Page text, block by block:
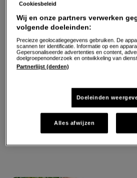
Cookiesbeleid
Wij en onze partners verwerken
volgende doeleinden:
Precieze geolocatiegegevens gebruiken. De
scannen ter identificatie. Informatie op een
Gepersonaliseerde advertenties en content,
doelgroepenonderzoek en ontwikkeling van
Partnerlijst (derden)
Doeleinden
Alles afwijzen